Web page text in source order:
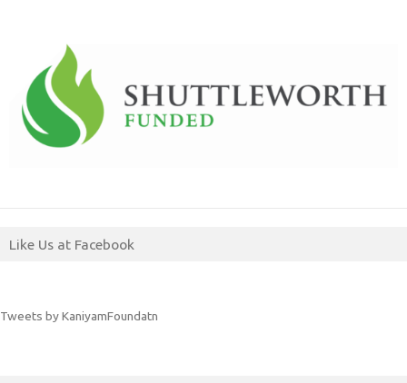
Like Us at Facebook
Tweets by KaniyamFoundatn